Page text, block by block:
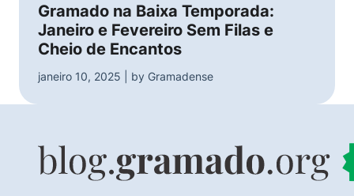
Gramado na Baixa Temporada:
Janeiro e Fevereiro Sem Filas e
Cheio de Encantos
janeiro 10, 2025 | by Gramadense